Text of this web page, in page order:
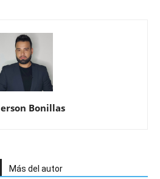
Bonillas
Más del autor